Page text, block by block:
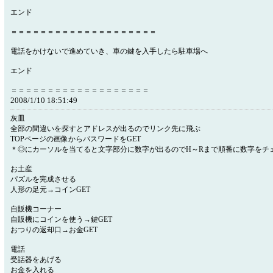
エンド
＝＝＝＝＝＝＝＝＝＝＝＝＝＝＝＝＝＝＝＝
電話をかけないで進めていき、車の鍵を入手したら駐車場へ
エンド
＝＝＝＝＝＝＝＝＝＝＝＝＝＝＝＝＝＝＝
2008/1/10 18:51:49
灰皿
全部の間違いを探すとアドレスが出るのでリンク先に飛ぶ
TOPページの画像からパスワードをGET
＊◎にカーソルを当てると文字部分に数字が出るのでH～Rまで順番に数字をチ
お土産
パズルを完成させる
人形の足元→コインGET
自販機コーナー
自販機にコインを使う→鍵GET
おつりの返却口→お金GET
電話
受話器をあげる
お金を入れる